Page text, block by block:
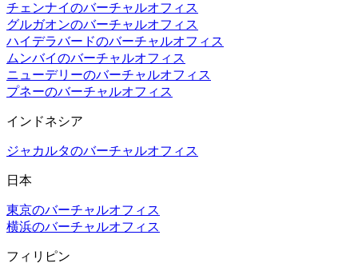
チェンナイのバーチャルオフィス
グルガオンのバーチャルオフィス
ハイデラバードのバーチャルオフィス
ムンバイのバーチャルオフィス
ニューデリーのバーチャルオフィス
プネーのバーチャルオフィス
インドネシア
ジャカルタのバーチャルオフィス
日本
東京のバーチャルオフィス
横浜のバーチャルオフィス
フィリピン